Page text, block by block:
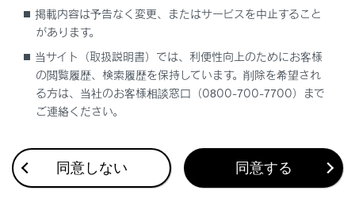
合わせて見られているページ
エアコンを使う
室内の快適性をさらに向上させるための装備
掲載内容は予告なく変更、またはサービスを中止すること
があります。
当サイト（取扱説明書）では、利便性向上のためにお客様
の閲覧履歴、検索履歴を保持しています。削除を希望され
る方は、当社のお客様相談窓口（0800-700-7700）まで
ご連絡ください。
同意しない 同意する